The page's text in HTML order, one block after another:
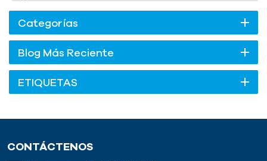
Categorías
Blog Más Reciente
ETIQUETAS
CONTÁCTENOS